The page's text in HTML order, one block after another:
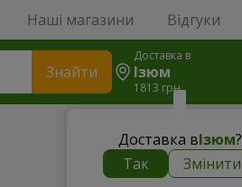
Наші магазини Відгуки
Знайти
Доставка в
Ізюм
1813 грн
Доставка вІзюм?
Так
Змінити